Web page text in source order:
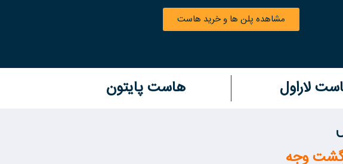
مشاهده پلن ها و خرید هاست
لاراول هاست پایتون